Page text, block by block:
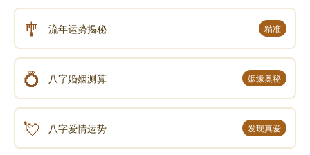
仅剩的一点水中游来游去，此时，那一万条鱼游过来，
冲着“降水”的方向可怜巴巴地望着。这位大菩萨为了这
些鱼，以慈悲心四处找水，但没找到，便吹下许多树
枝，为太阳曝晒下的鱼儿们遮上荫凉。最后，他来到一
个叫"天自在光"的国王的处所，向国王借了二十头大
象，并向牧者借了一百个皮水袋，在口袋中装满水，疾
速来到水池边，从象身上卸下水，将水池充满，那些鱼
儿们又游到降水面前，菩萨降水以为这些鱼肯定是向自
🎐 流年运势揭秘 精准
💍 八字婚姻测算 姻缘奥秘
💘 八字爱情运势 发现真爱